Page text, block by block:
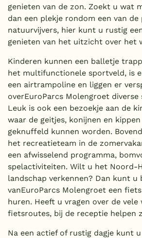
genieten van de zon. Zoekt u wat
dan een plekje rondom een van de
natuurvijvers, hier kunt u rustig
genieten van het uitzicht over het
Kinderen kunnen een balletje
het multifunctionele sportveld, is
een airtrampoline en liggen er
overEuroParcs Molengroet
Leuk is ook een bezoekje aan de
waar de geitjes, konijnen en kippen
geknuffeld kunnen worden.
het recreatieteam in de
een afwisselend programma,
spelactiviteiten. Wilt u het Noord-
landschap verkennen? Dan kunt u
vanEuroParcs Molengroet een
huren. Heeft u vragen over de vele
fietsroutes, bij de receptie helpen
Na een actief of rustig dagje kunt